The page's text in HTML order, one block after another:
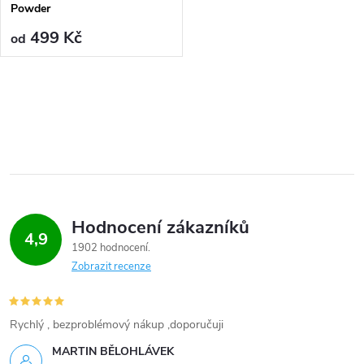
ů
ů
Powder
od 499 Kč
l
d
a
c
í
4,9 Hodnocení zákazníků
1902 hodnocení
Zobrazit recenze
MARTIN BĚLOHLÁVEK
Rychlý , bezproblémový nákup ,doporučuji